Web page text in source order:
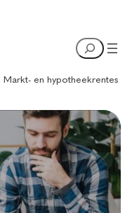
Search
Markt- en hypotheekrentes